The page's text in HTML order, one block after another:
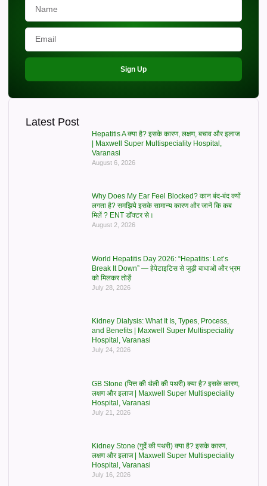
Sign Up
Latest Post
Hepatitis A क्या है? इसके कारण, लक्षण, बचाव और इलाज
| Maxwell Super Multispeciality Hospital,
Varanasi
August 6, 2026
Why Does My Ear Feel Blocked? कान बंद-बंद क्यों
लगता है? समझिये इसके सामान्य कारण और जानें कि कब
मिलें ? ENT डॉक्टर से।
August 2, 2026
World Hepatitis Day 2026: “Hepatitis: Let’s
Break It Down” — हेपेटाइटिस से जुड़ी बाधाओं और भ्रम
को मिलकर तोड़ें
July 28, 2026
Kidney Dialysis: What It Is, Types, Process,
and Benefits | Maxwell Super Multispeciality
Hospital, Varanasi
July 24, 2026
GB Stone (पित्त की थैली की पथरी) क्या है? इसके कारण,
लक्षण और इलाज | Maxwell Super Multispeciality
Hospital, Varanasi
July 21, 2026
Kidney Stone (गुर्दे की पथरी) क्या है? इसके कारण,
लक्षण और इलाज | Maxwell Super Multispeciality
Hospital, Varanasi
July 16, 2026